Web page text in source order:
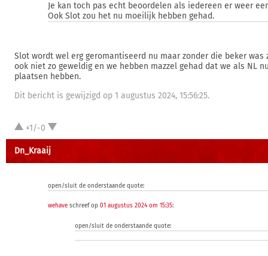
Je kan toch pas echt beoordelen als iedereen er weer
Ook Slot zou het nu moeilijk hebben gehad.
Slot wordt wel erg geromantiseerd nu maar zonder die beker
ook niet zo geweldig en we hebben mazzel gehad dat we als NL
plaatsen hebben.
Dit bericht is gewijzigd op 1 augustus 2024, 15:56:25.
+1/-0
Dn_Kraaij
open/sluit de onderstaande quote:
wehave schreef op 01 augustus 2024 om 15:35:
open/sluit de onderstaande quote: